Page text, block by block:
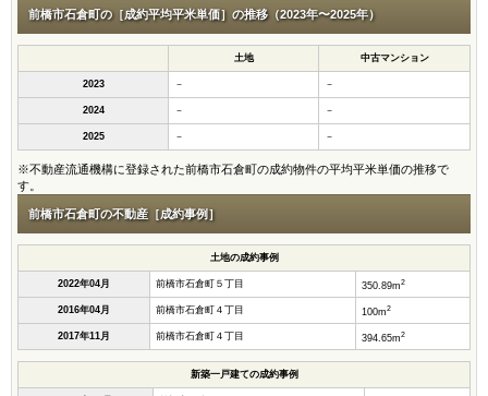
前橋市石倉町の［成約平均平米単価］の推移（2023年〜2025年）
土地 中古マンション
2023 － －
2024 － －
2025 － －
※不動産流通機構に登録された前橋市石倉町の成約物件の平均平米単価の推移で
す。
前橋市石倉町の不動産［成約事例］
土地の成約事例
2022年04月 前橋市石倉町５丁目 350.89m2
2016年04月 前橋市石倉町４丁目 100m2
2017年11月 前橋市石倉町４丁目 394.65m2
新築一戸建ての成約事例